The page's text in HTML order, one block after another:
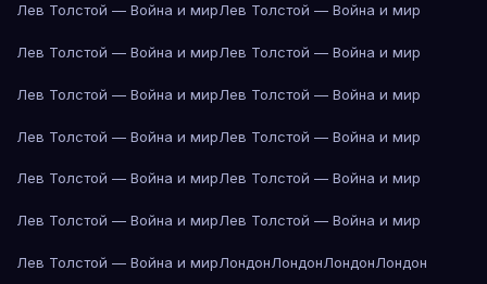
Лев Толстой — Война и мирЛев Толстой — Война и мир
Лев Толстой — Война и мирЛев Толстой — Война и мир
Лев Толстой — Война и мирЛев Толстой — Война и мир
Лев Толстой — Война и мирЛев Толстой — Война и мир
Лев Толстой — Война и мирЛев Толстой — Война и мир
Лев Толстой — Война и мирЛев Толстой — Война и мир
Лев Толстой — Война и мирЛондонЛондонЛондонЛондон